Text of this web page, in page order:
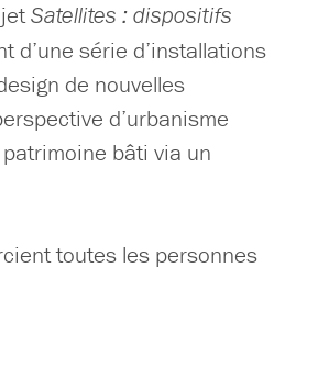
Satellites : dispositifs
d’une série d’installations
de nouvelles
d’urbanisme
bâti via un
toutes les personnes